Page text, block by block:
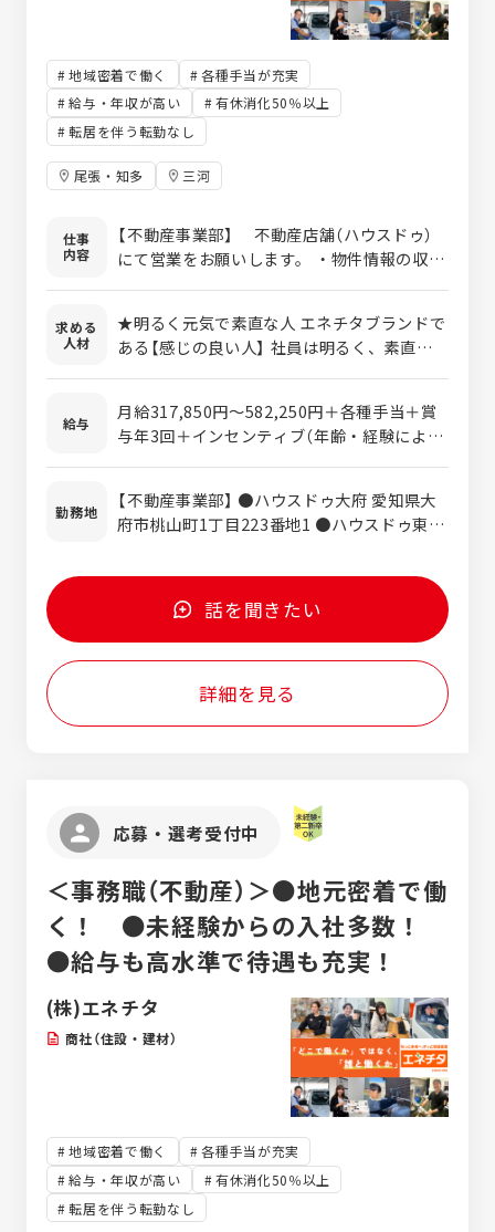
auショップイオン三好／愛知県みよし市三好
町青木91 2F [最寄り駅]米野木駅 ・auシ
ョップ豊田梅坪／愛知県豊田市東梅坪町8-7-
3 [最寄り駅]梅坪駅 ・auショップ豊田浄水
／愛知県豊田市浄水町南平69-1 [最寄り
駅]浄水駅 ・auショップ岡崎北／愛知県岡崎
市井田町4丁目57-1 [最寄り駅]北岡崎駅 ・
auショップ碧南中央／愛知県碧南市栄町3丁
蒲郡／愛知県蒲郡市竹谷町字中野2-1 [最
寄り駅]蒲郡競艇場前駅 ・UQスポット ヴェ
ルサウォーク西尾／愛知県西尾市高畠町三丁
目23-9 ヴェルサウォーク西尾 2F [最寄り
駅]西尾駅 ・auショップ西尾駅前／愛知県西
尾市花ノ木町3-49-3 [最寄り駅]西尾駅 ・
ップ知多／愛知県知多市新知台2-9-23 [最
寄り駅]古見駅(愛知県) ・auショップ大府／
愛知県大府市柊山町三丁目385 [最寄り駅]
大府駅 ・auショップ常滑／愛知県常滑市字折
戸4-1 [最寄り駅]常滑駅 ・auショップ半田
町2丁目201-1 [最寄り駅]刈谷市駅 ・auシ
ョップ豊橋南／愛知県豊橋市柱6番町126
[最寄り駅]愛知大学前駅 ・auショップ豊橋西
／愛知県豊橋市新栄町字東小向69-1 [最寄
り駅]船町駅 ・auショップ田原／愛知県田原
2288-8 [最寄り駅]新可児駅 ・auショップ
中津川／岐阜県中津川市東宮町1-26 [最寄
那市長島町正家2-2-29 [最寄り駅]恵那駅
・auショップイオンタウン岐阜北方／岐阜県
本巣郡北方町曲路東3-1-1 [最寄り駅]イオ
ンタウン岐阜北方 ・auショップ各務原いちょ
う通り／岐阜県各務原市那加不動丘1-35-1
[最寄り駅]各務原市役所前駅 ・UQスポッ
トイオンモール大垣／岐阜県大垣市外野2-
100 [最寄り駅]美濃青柳駅 ・auショップ
美濃加茂／岐阜県美濃加茂市田島町3-7-6
[最寄り駅]美濃太田駅 ・auショップ マーサ
館3Ｆ [最寄り駅]正木マーサ駅 ・auショッ
プ瑞浪／岐阜県瑞浪市一色町6-52 [最寄り
駅]瑞浪駅 ・auショップ岐阜茜部／岐阜県岐
阜市茜部本郷1-9 [最寄り駅]岐南駅 ・auシ
地域密着で働く
各種手当が充実
給与・年収が高い
有休消化50％以上
転居を伴う転勤なし
尾張・知多 三河
仕事
内容
【不動産事業部】 不動産店舗（ハウスドゥ）
にて営業をお願いします。 ・物件情報の収
の接客：来店されたお客様へ希望条件にあっ
た物件を紹介。売却希望のお客様には周辺の
物件情報を参考に査定し、金額提示をしま
す。 ・各種契約手続き：住宅ローンの申し込
みや契約書の取り交わし ※完全反響型で新規
問です。 【リフォーム事業部】 リフォーム店
舗にて営業をお願いします。 ・お客様からの
査およびお客様からのお困りごと・ご要望を
伺います 1日5件程度の訪問（午前中2件、
午後3件程度） ・契約後の商品発注・工事手配
の連絡 ・見積書、契約書の作成 ※完全反響
型で新規の飛び込みはありません トーク内容
や現地調査もすべてマニュアルがあるので、
知識経験は一切不問です。 ★店舗数知多半島
★創業以来黒字経営★ 前期で売上173億円を
突破、まだまだ成長を続けています！！
求める
人材
★明るく元気で素直な人 エネチタブランドで
ある【感じの良い人】 社員は明るく、素直な人
要と考えています。 ★すぐに行動できる人 一
般的な企業に比べ、更にスピード感が重視さ
れています。日々の業務はもちろん、お客様
への対応、業務改善、あらゆる場面でスピー
ド感を求めています。 業務を早く終わらせる
のではなく、まずはすぐに取り掛かって報告
で助け合える人 能力や知識・経験は一切問い
ません！ エネチタではチームワークを最も大
切にしています！ 自分１人で成果を出すより
もチームで助け合って店舗の目標を達成して
いく、チームとしての成果・成長を大切にし
ています！！
給与
月給317,850円～582,250円＋各種手当＋賞
与年3回＋インセンティブ（年齢・経験によっ
過分は別途支給します。 賞与 年3回（4月・
7月・12月） 昇給 年1回（4月） 平均年収
年収です！ ※愛知県の平均年収524万円、岐
阜県の平均年収464万円、三重県の平均年収
まで支給） ◇雇用保険 ◇厚生年金 ◇労災保険
勤務地
【不動産事業部】 ●ハウスドゥ大府 愛知県大
府市桃山町1丁目223番地1 ●ハウスドゥ東海
東浦・阿久比 愛知県知多郡東浦町緒川下出口
24番1 ●ハウスドゥ常滑 愛知県常滑市栄町二
丁目1 ●ハウスドゥ知多 愛知県知多市清水が
丘1丁目1712番 ●ハウスドゥ半田中央 愛知
県半田市星崎町3丁目22-9 ●ハウスドゥ半田
武豊 愛知県半田市青山4丁目4-14 ◆ハウスド
木島町伏見4丁目17-5 ●エネチタ大府東浦シ
ョールーム 愛知県大府市桃山町1-223-1 ●エ
場町三丁目201番 ★エネチタでは転居を伴う
異動はありませんのでご安心ください★
話を聞きたい
詳細を見る
応募・選考受付中
＜事務職（不動産）＞●地元密着で働
く！ ●未経験からの入社多数！
●給与も高水準で待遇も充実！
(株)エネチタ
商社（住設・建材）
地域密着で働く
各種手当が充実
給与・年収が高い
有休消化50％以上
転居を伴う転勤なし